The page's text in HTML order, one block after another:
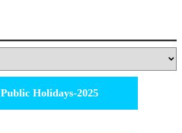
Public Holidays-2025